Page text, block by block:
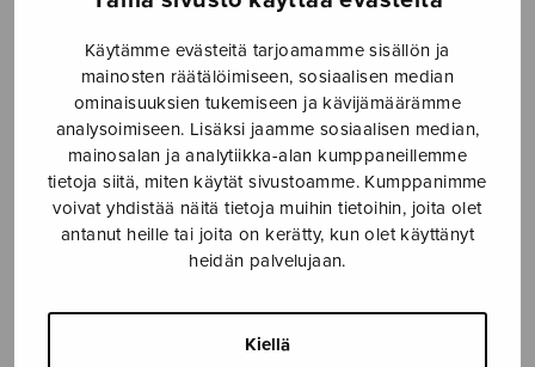
Käytämme evästeitä tarjoamamme sisällön ja
mainosten räätälöimiseen, sosiaalisen median
ominaisuuksien tukemiseen ja kävijämäärämme
analysoimiseen. Lisäksi jaamme sosiaalisen median,
mainosalan ja analytiikka-alan kumppaneillemme
tietoja siitä, miten käytät sivustoamme. Kumppanimme
voivat yhdistää näitä tietoja muihin tietoihin, joita olet
antanut heille tai joita on kerätty, kun olet käyttänyt
heidän palvelujaan.
Kiellä
And hit a World, at every
plunge